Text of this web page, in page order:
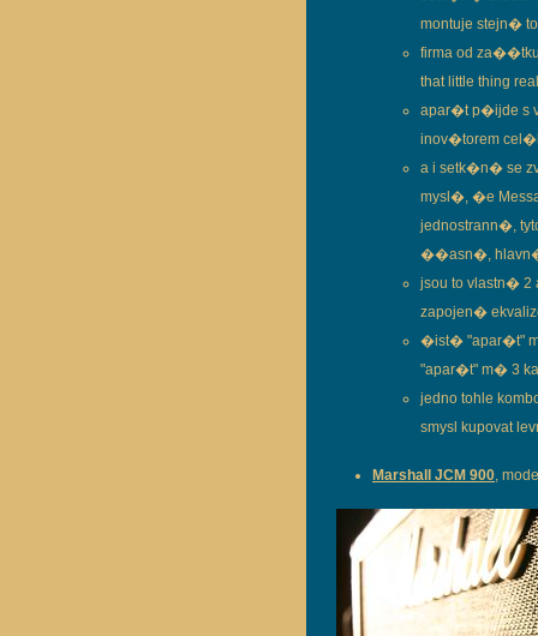
montuje stejn�
firma od
that little thing
apar�t p�ijde s
inov�torem
a i setk�n� se
mysl�, �e
jednostrann�,
��asn�,
jsou to vlastn�
zapojen�
�ist� "apar�t"
"apar�t" m� 3
jedno tohle
smysl kupovat
Marshall JCM 900,